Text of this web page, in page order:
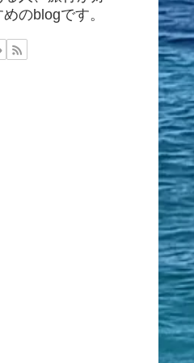
のblogです。